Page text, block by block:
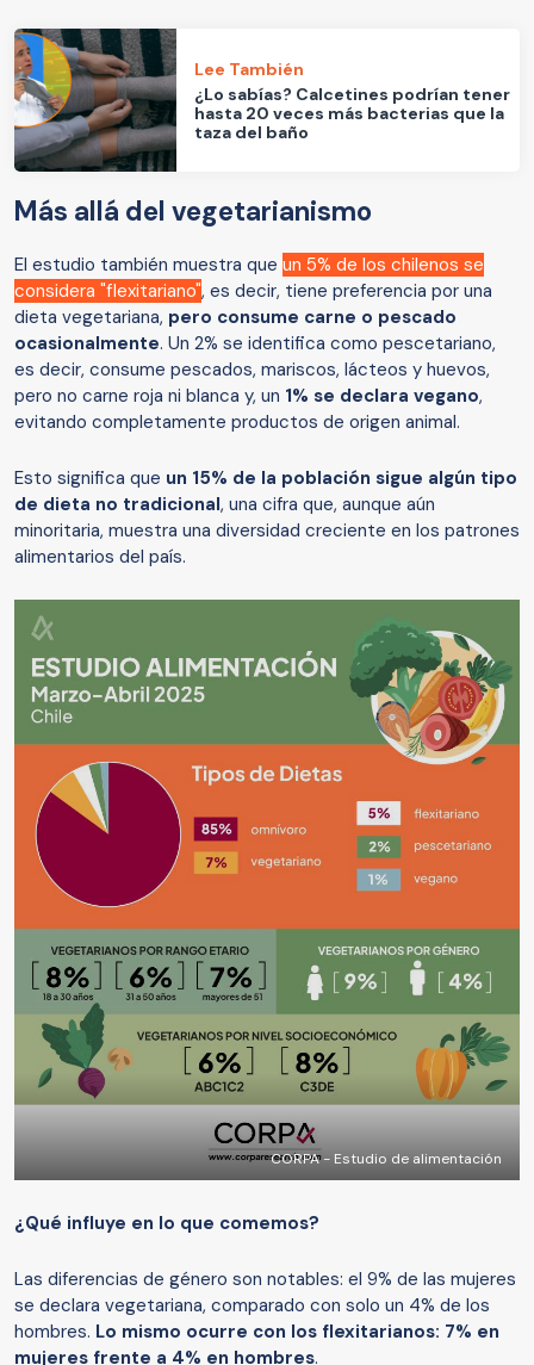
Lee También
¿Lo sabías? Calcetines podrían tener
hasta 20 veces más bacterias que la
taza del baño
Más allá del vegetarianismo
El estudio también muestra que un 5% de los chilenos se
considera "flexitariano", es decir, tiene preferencia por una
dieta vegetariana, pero consume carne o pescado
ocasionalmente. Un 2% se identifica como pescetariano,
es decir, consume pescados, mariscos, lácteos y huevos,
pero no carne roja ni blanca y, un 1% se declara vegano,
evitando completamente productos de origen animal.
Esto significa que un 15% de la población sigue algún tipo
de dieta no tradicional, una cifra que, aunque aún
minoritaria, muestra una diversidad creciente en los patrones
alimentarios del país.
CORPA - Estudio de alimentación
¿Qué influye en lo que comemos?
Las diferencias de género son notables: el 9% de las mujeres
se declara vegetariana, comparado con solo un 4% de los
hombres. Lo mismo ocurre con los flexitarianos: 7% en
mujeres frente a 4% en hombres.